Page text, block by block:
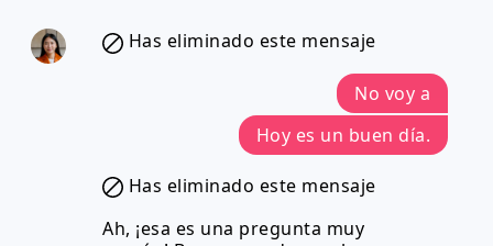
Has eliminado este mensaje
No voy a
Hoy es un buen día.
Has eliminado este mensaje
Ah, ¡esa es una pregunta muy